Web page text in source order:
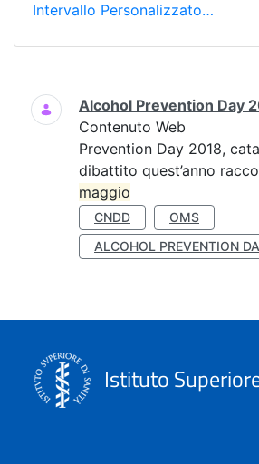
Intervallo Personalizzato…
Ricerca
Alcohol Prevention Day
Contenuto Web
Prevention Day 2018,
dibattito quest’anno
maggio
CNDD
OMS
ALCOHOL PREVENTION
Istituto